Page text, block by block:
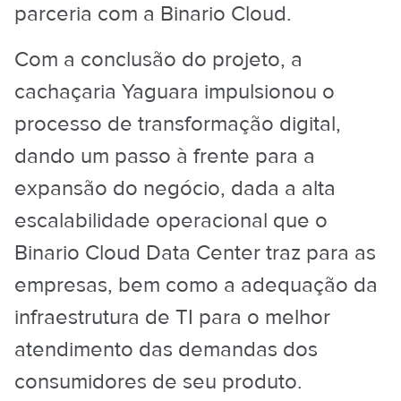
parceria com a Binario Cloud.
Com a conclusão do projeto, a
cachaçaria Yaguara impulsionou o
processo de transformação digital,
dando um passo à frente para a
expansão do negócio, dada a alta
escalabilidade operacional que o
Binario Cloud Data Center traz para as
empresas, bem como a adequação da
infraestrutura de TI para o melhor
atendimento das demandas dos
consumidores de seu produto.